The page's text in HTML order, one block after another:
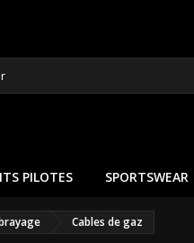
PILOTES SPORTSWEAR
Cables de gaz